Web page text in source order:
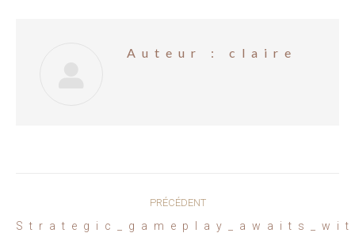
Auteur : claire
PRÉCÉDENT
Article